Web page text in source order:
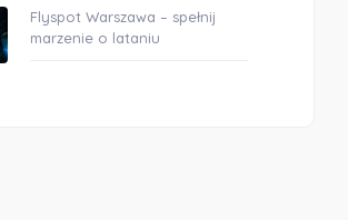
Flyspot Warszawa – spełnij
marzenie o lataniu